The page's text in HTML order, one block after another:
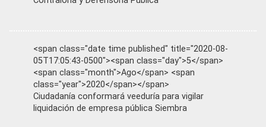
<span class="date time published" title="2020-08-
05T17:05:43-0500"><span class="day">5</span>
<span class="month">Ago</span> <span
class="year">2020</span></span>
Ciudadanía conformará veeduría para vigilar
liquidación de empresa pública Siembra